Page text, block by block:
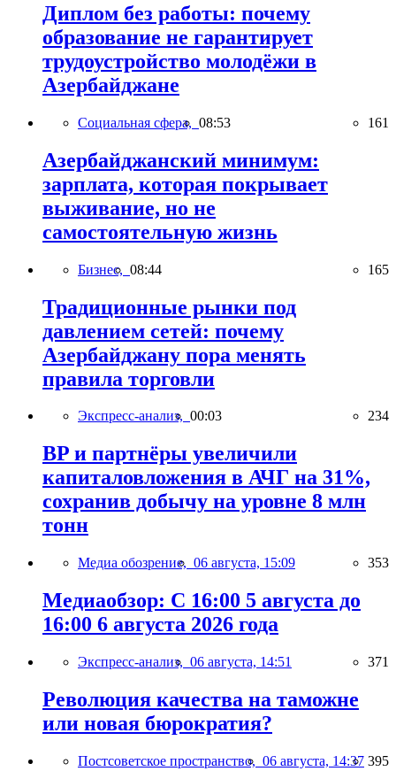
Диплом без работы: почему
образование не гарантирует
трудоустройство молодёжи в
Азербайджане
Социальная сфера, 08:53 161
Азербайджанский минимум:
зарплата, которая покрывает
выживание, но не
самостоятельную жизнь
Бизнес, 08:44 165
Традиционные рынки под
давлением сетей: почему
Азербайджану пора менять
правила торговли
Экспресс-анализ, 00:03 234
BP и партнёры увеличили
капиталовложения в АЧГ на 31%,
сохранив добычу на уровне 8 млн
тонн
Медиа обозрение, 06 августа, 15:09 353
Медиаобзор: С 16:00 5 августа до
16:00 6 августа 2026 года
Экспресс-анализ, 06 августа, 14:51 371
Революция качества на таможне
или новая бюрократия?
Постсоветское пространство, 06 августа, 14:37 395